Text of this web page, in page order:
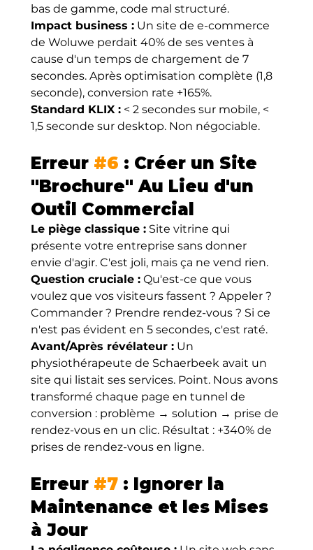
bas de gamme, code mal structuré.
Impact business : Un site de e-commerce
de Woluwe perdait 40% de ses ventes à
cause d'un temps de chargement de 7
secondes. Après optimisation complète (1,8
seconde), conversion rate +165%.
Standard KLIX : < 2 secondes sur mobile, <
1,5 seconde sur desktop. Non négociable.
Erreur #6 : Créer un Site
"Brochure" Au Lieu d'un
Outil Commercial
Le piège classique : Site vitrine qui
présente votre entreprise sans donner
envie d'agir. C'est joli, mais ça ne vend rien.
Question cruciale : Qu'est-ce que vous
voulez que vos visiteurs fassent ? Appeler ?
Commander ? Prendre rendez-vous ? Si ce
n'est pas évident en 5 secondes, c'est raté.
Avant/Après révélateur : Un
physiothérapeute de Schaerbeek avait un
site qui listait ses services. Point. Nous avons
transformé chaque page en tunnel de
conversion : problème → solution → prise de
rendez-vous en un clic. Résultat : +340% de
prises de rendez-vous en ligne.
Erreur #7 : Ignorer la
Maintenance et les Mises
à Jour